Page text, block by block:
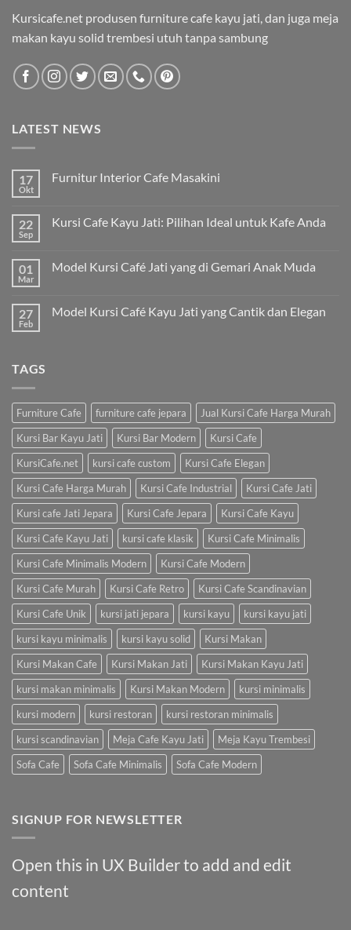
Kursicafe.net produsen furniture cafe kayu jati, dan juga meja
makan kayu solid trembesi utuh tanpa sambung
LATEST NEWS
17
Okt
Furnitur Interior Cafe Masakini
22
Sep
Kursi Cafe Kayu Jati: Pilihan Ideal untuk Kafe Anda
01
Mar
Model Kursi Café Jati yang di Gemari Anak Muda
27
Feb
Model Kursi Café Kayu Jati yang Cantik dan Elegan
TAGS
Furniture Cafe furniture cafe jepara
Jual Kursi Cafe Harga Murah
Kursi Bar Kayu Jati
Kursi Bar Modern
Kursi Cafe
KursiCafe.net
kursi cafe custom
Kursi Cafe Elegan
Kursi Cafe Harga Murah
Kursi Cafe Industrial
Kursi Cafe Jati
Kursi cafe Jati Jepara
Kursi Cafe Jepara
Kursi Cafe Kayu
Kursi Cafe Kayu Jati
kursi cafe klasik
Kursi Cafe Minimalis
Kursi Cafe Minimalis Modern
Kursi Cafe Modern
Kursi Cafe Murah
Kursi Cafe Retro
Kursi Cafe Scandinavian
Kursi Cafe Unik
kursi jati jepara kursi kayu
kursi kayu jati
kursi kayu minimalis
kursi kayu solid
Kursi Makan
Kursi Makan Cafe
Kursi Makan Jati
Kursi Makan Kayu Jati
kursi makan minimalis
Kursi Makan Modern
kursi minimalis
kursi modern
kursi restoran
kursi restoran minimalis
kursi scandinavian
Meja Cafe Kayu Jati
Meja Kayu Trembesi
Sofa Cafe
Sofa Cafe Minimalis Sofa Cafe Modern
SIGNUP FOR NEWSLETTER
Open this in UX Builder to add and edit
content